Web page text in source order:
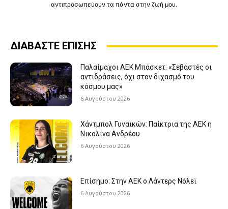
αντιπροσωπεύουν τα πάντα στην ζωή μου.
ΔΙΑΒΑΣΤΕ ΕΠΙΣΗΣ
Παλαίμαχοι ΑΕΚ Μπάσκετ: «Σεβαστές οι
αντιδράσεις, όχι στον διχασμό του
κόσμου μας»
6 Αυγούστου 2026
Χάντμπολ Γυναικών: Παίκτρια της ΑΕΚ η
Νικολίνα Ανδρέου
6 Αυγούστου 2026
Επίσημο: Στην ΑΕΚ ο Λάντερς Νόλεϊ
6 Αυγούστου 2026